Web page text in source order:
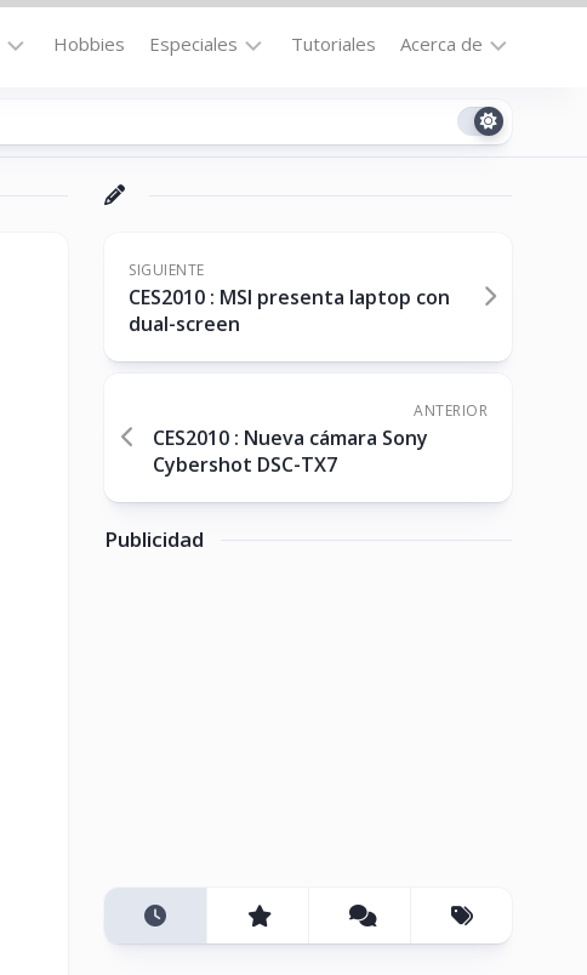
Hobbies Especiales
la
Destacados
Downloads
No-
Tutoriales Acerca de
Contacto
Cookie
(US)
SIGUIENTE
CES2010 : MSI presenta laptop con
dual-screen
ANTERIOR
CES2010 : Nueva cámara Sony
Cybershot DSC-TX7
Publicidad